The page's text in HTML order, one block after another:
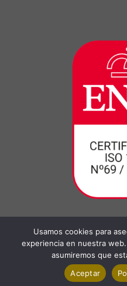
Usamos cookies para
experiencia en nuestra
asumiremos que
Aceptar